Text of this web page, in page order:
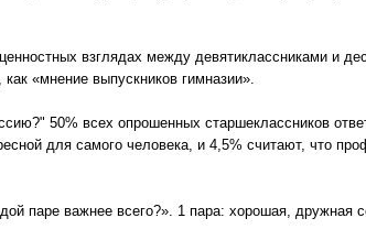
взглядах между девятиклассниками и
«мнение выпускников гимназии».
50% всех опрошенных старшеклассников
для самого человека, и 4,5% считают, что
паре важнее всего?». 1 пара: хорошая, дружная